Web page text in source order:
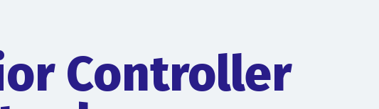
Controller